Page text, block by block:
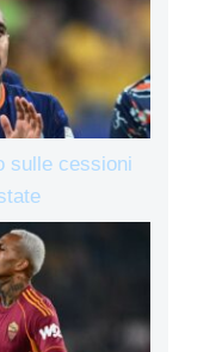
sulle cessioni